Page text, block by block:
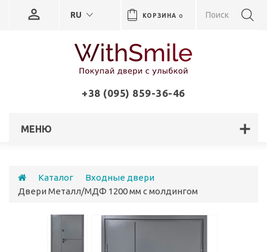
КОРЗИНА 0
RU
+38 (095) 859-36-46
МЕНЮ
Каталог
Входные двери
Двери Металл/МДФ 1200 мм с молдингом